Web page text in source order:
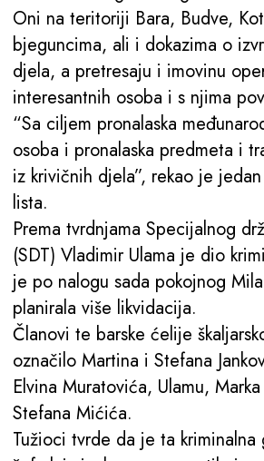
Oni na teritoriji Bara, Budve,
bjeguncima, ali i dokazima o
djela, a pretresaju i imovinu
interesantnih osoba i s njima
“Sa ciljem pronalaska
osoba i pronalaska predmeta i
iz krivičnih djela”, rekao je
lista.
Prema tvrdnjama Specijalnog
(SDT) Vladimir Ulama je dio
je po nalogu sada pokojnog
planirala više likvidacija.
Članovi te barske ćelije
označilo Martina i Stefana
Elvina Muratovića, Ulamu,
Stefana Mićića.
Tužioci tvrde da je ta kriminalna